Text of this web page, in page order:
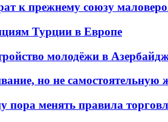
к прежнему союзу
Турции в Европе
молодёжи в
но не самостоятельную
пора менять правила